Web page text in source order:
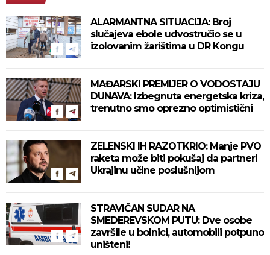
ALARMANTNA SITUACIJA: Broj
slučajeva ebole udvostručio se u
izolovanim žarištima u DR Kongu
MAĐARSKI PREMIJER O VODOSTAJU
DUNAVA: Izbegnuta energetska kriza,
trenutno smo oprezno optimistični
ZELENSKI IH RAZOTKRIO: Manje PVO
raketa može biti pokušaj da partneri
Ukrajinu učine poslušnijom
STRAVIČAN SUDAR NA
SMEDEREVSKOM PUTU: Dve osobe
završile u bolnici, automobili potpuno
uništeni!